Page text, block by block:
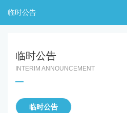
临时公告
临时公告
INTERIM ANNOUNCEMENT
临时公告